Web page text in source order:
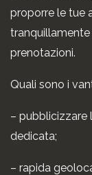
proporre le tue
prenotazioni.
Quali sono i
– pubblicizzare
dedicata;
– rapida